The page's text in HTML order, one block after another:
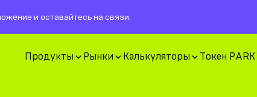
и оставайтесь на связи.
Продукты Рынки Калькуляторы Токен PARK